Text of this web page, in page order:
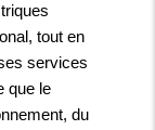
tout en
services
que le
du